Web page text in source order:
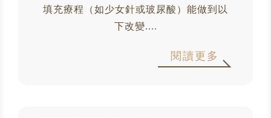
填充療程（如少女針或玻尿酸）能做到以
下改變....
閱讀更多